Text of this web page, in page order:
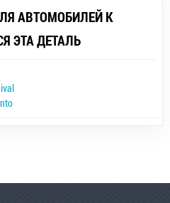
АВТОМОБИЛЕЙ К
ЭТА ДЕТАЛЬ